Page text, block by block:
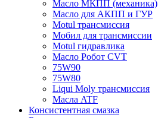
Масло МКПП (механика)
Масло для АКПП и ГУР
Motul трансмиссия
Мобил для трансмиссии
Motul гидравлика
Масло Робот CVT
75W90
75W80
Liqui Moly трансмиссия
Масла ATF
Консистентная смазка